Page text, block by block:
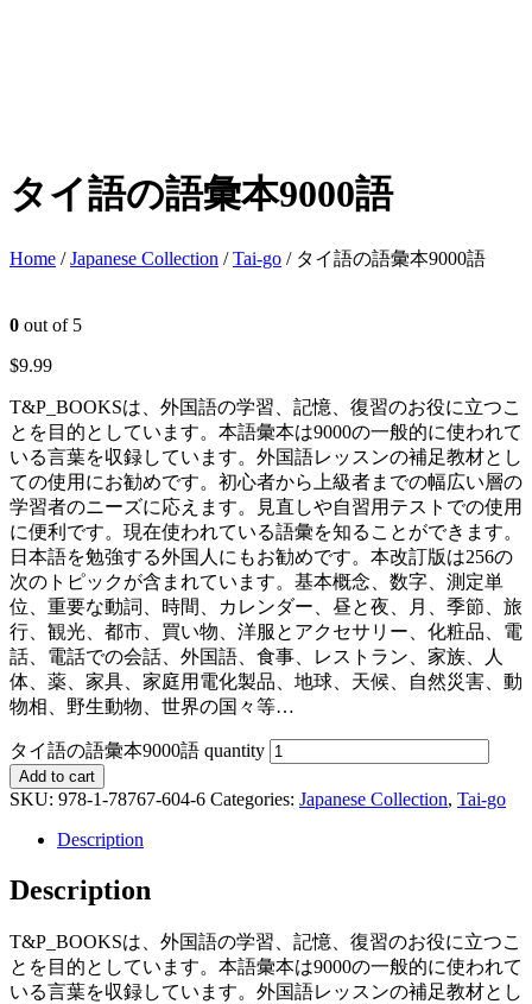
タイ語の語彙本9000語
Home /Japanese Collection /Tai-go / タイ語の語彙本9000語
0 out of 5
$9.99
T&P_BOOKSは、外国語の学習、記憶、復習のお役に立つこ
とを目的としています。本語彙本は9000の一般的に使われて
いる言葉を収録しています。外国語レッスンの補足教材とし
ての使用にお勧めです。初心者から上級者までの幅広い層の
学習者のニーズに応えます。見直しや自習用テストでの使用
に便利です。現在使われている語彙を知ることができます。
日本語を勉強する外国人にもお勧めです。本改訂版は256の
次のトピックが含まれています。基本概念、数字、測定単
位、重要な動詞、時間、カレンダー、昼と夜、月、季節、旅
行、観光、都市、買い物、洋服とアクセサリー、化粧品、電
話、電話での会話、外国語、食事、レストラン、家族、人
体、薬、家具、家庭用電化製品、地球、天候、自然災害、動
物相、野生動物、世界の国々等…
タイ語の語彙本9000語 quantity
Add to cart
SKU: 978-1-78767-604-6 Categories: Japanese Collection, Tai-go
Description
Description
T&P_BOOKSは、外国語の学習、記憶、復習のお役に立つこ
とを目的としています。本語彙本は9000の一般的に使われて
いる言葉を収録しています。外国語レッスンの補足教材とし